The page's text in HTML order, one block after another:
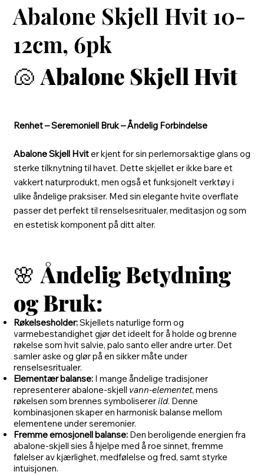
Abalone Skjell Hvit 10-
12cm, 6pk
🐚 Abalone Skjell Hvit
Renhet – Seremoniell Bruk – Åndelig Forbindelse
Abalone Skjell Hviter kjent for sin perlemorsaktige glans og
sterke tilknytning til havet. Dette skjellet er ikke bare et
vakkert naturprodukt, men også et funksjonelt verktøy i
ulike åndelige praksiser. Med sin elegante hvite overflate
passer det perfekt til renselsesritualer, meditasjon og som
en estetisk komponent på ditt alter.
🌸 Åndelig Betydning
og Bruk:
Røkelsesholder:Skjellets naturlige form og
varmebestandighet gjør det ideelt for å holde og brenne
røkelse som hvit salvie, palo santo eller andre urter. Det
samler aske og glør på en sikker måte under
renselsesritualer.
Elementær balanse:I mange åndelige tradisjoner
representerer abalone-skjell vann-elementet, mens
røkelsen som brennes symbolisererild. Denne
kombinasjonen skaper en harmonisk balanse mellom
elementene under seremonier.
Fremme emosjonell balanse:Den beroligende energien fra
abalone-skjell sies å hjelpe med å roe sinnet, fremme
følelser av kjærlighet, medfølelse og fred, samt styrke
intuisjonen.